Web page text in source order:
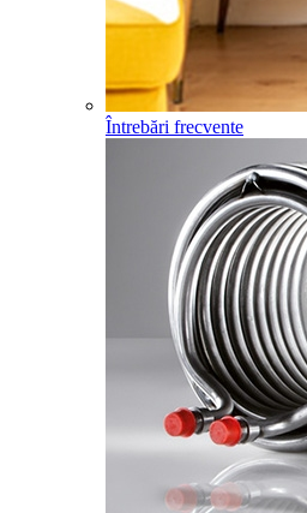
Întrebări frecvente